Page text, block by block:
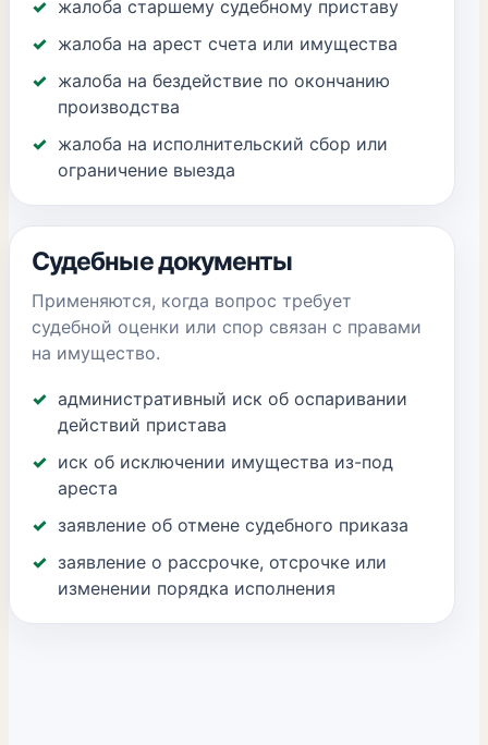
жалоба старшему судебному приставу
жалоба на арест счета или имущества
жалоба на бездействие по окончанию
производства
жалоба на исполнительский сбор или
ограничение выезда
Судебные документы
Применяются, когда вопрос требует
судебной оценки или спор связан с правами
на имущество.
административный иск об оспаривании
действий пристава
иск об исключении имущества из-под
ареста
заявление об отмене судебного приказа
заявление о рассрочке, отсрочке или
изменении порядка исполнения